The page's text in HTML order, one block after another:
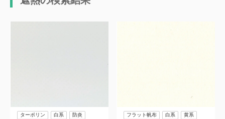
抗菌 抗ウイルス
ターポリン 白系 防炎 フラット帆布 白系 黄系